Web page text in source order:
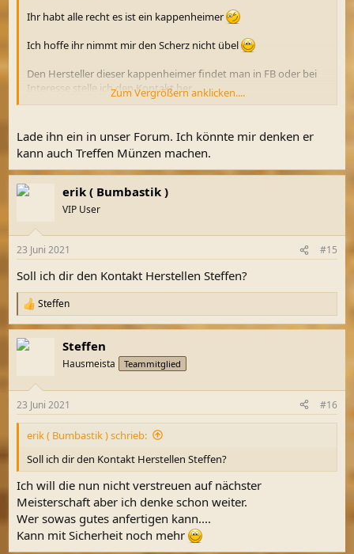
Ihr habt alle recht es ist ein kappenheimer
Ich hoffe ihr nimmt mir den Scherz nicht übel
Den Hersteller dieser kappenheimer findet man in FB oder bei
Interesse stelle ich den Kontakt her.
Ich finde er hat sich viel Mühe gegeben die ist auch recht dünn
was noch mehr eine Ähnlichkeit zu einer MA münze ausmacht.
Zum Vergrößern anklicken....
Lade ihn ein in unser Forum. Ich könnte mir denken er
kann auch Treffen Münzen machen.
erik ( Bumbastik )
VIP User
23 Juni 2021 #15
Soll ich dir den Kontakt Herstellen Steffen?
R
e
a
k
e
n
Steffen
Steffen
Hausmeista Teammitglied
23 Juni 2021 #16
erik ( Bumbastik ) schrieb:
Soll ich dir den Kontakt Herstellen Steffen?
Ich will die nun nicht verstreuen auf nächster
Meisterschaft aber ich denke schon weiter.
Wer sowas gutes anfertigen kann....
Kann mit Sicherheit noch mehr